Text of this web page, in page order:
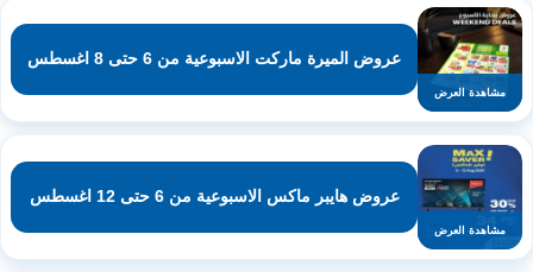
مشاهدة العرض
عروض الميرة ماركت الاسبوعية من 6 حتى 8 اغسطس
مشاهدة العرض
عروض هايبر ماكس الاسبوعية من 6 حتى 12 اغسطس